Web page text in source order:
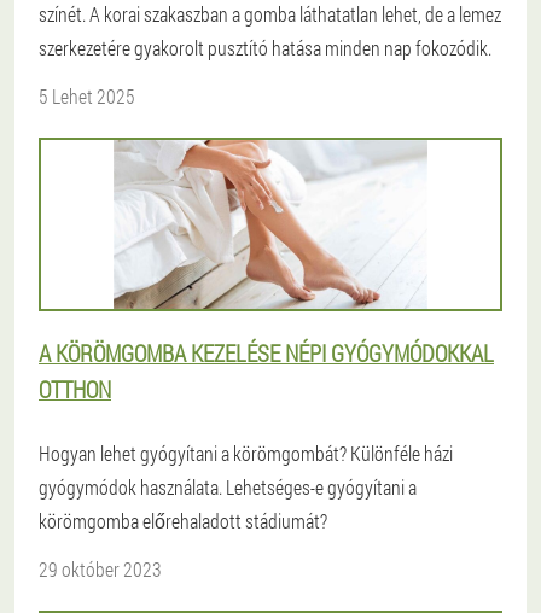
színét. A korai szakaszban a gomba láthatatlan lehet, de a lemez
szerkezetére gyakorolt ​​pusztító hatása minden nap fokozódik.
5 Lehet 2025
A KÖRÖMGOMBA KEZELÉSE NÉPI GYÓGYMÓDOKKAL
OTTHON
Hogyan lehet gyógyítani a körömgombát? Különféle házi
gyógymódok használata. Lehetséges-e gyógyítani a
körömgomba előrehaladott stádiumát?
29 október 2023